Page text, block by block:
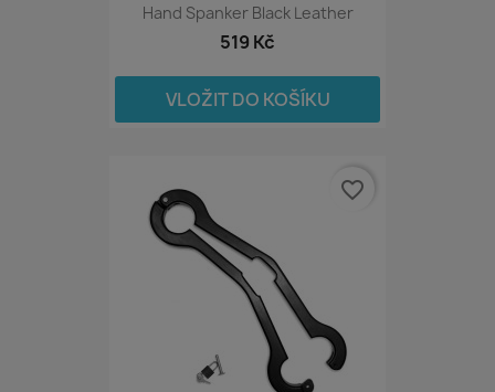
Hand Spanker Black Leather
519 Kč
VLOŽIT DO KOŠÍKU
favorite_border